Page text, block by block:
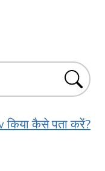
कैसे पता करें?